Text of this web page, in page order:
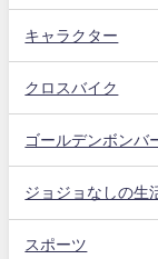
キャラクター
クロスバイク
ゴールデンボンバ
ジョジョなしの生
スポーツ